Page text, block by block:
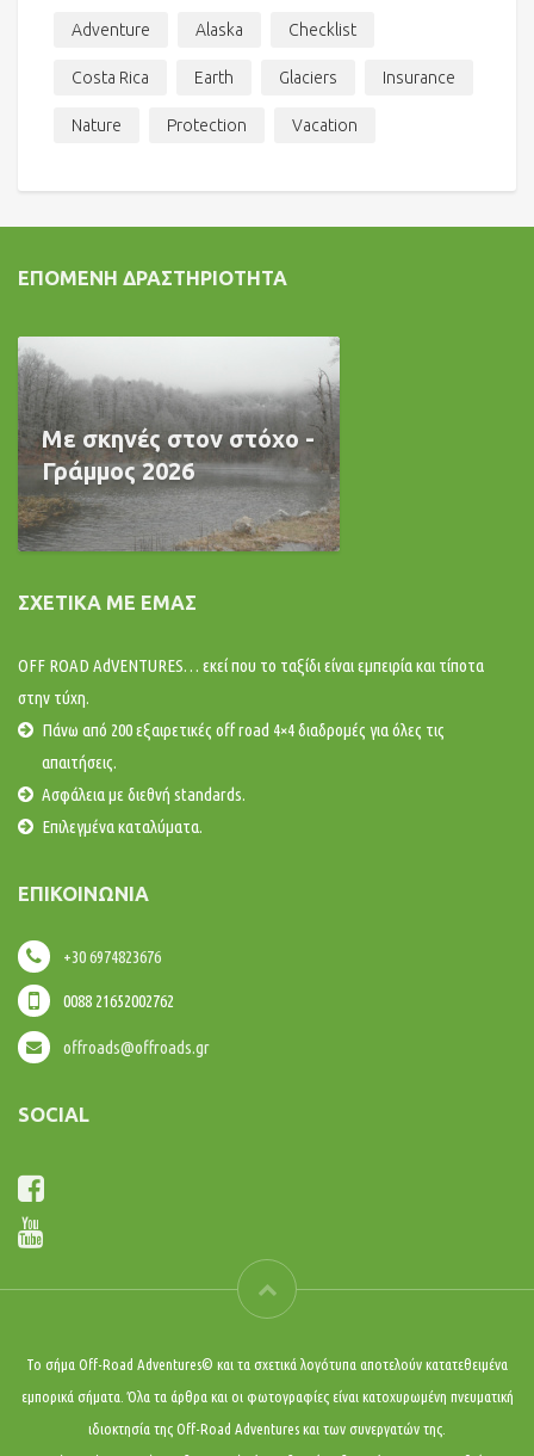
Adventure Alaska Checklist
Costa Rica Earth Glaciers Insurance
Nature Protection Vacation
ΕΠΌΜΕΝΗ ΔΡΑΣΤΗΡΙΌΤΗΤΑ
Με σκηνές στον στόχο -
Γράμμος 2026
ΣΧΕΤΙΚΆ ΜΕ ΕΜΆΣ
OFF ROAD AdVENTURES… εκεί που το ταξίδι είναι εμπειρία και τίποτα
στην τύχη.
Πάνω από 200 εξαιρετικές off road 4×4 διαδρομές για όλες τις
απαιτήσεις.
Ασφάλεια με διεθνή standards.
Επιλεγμένα καταλύματα.
ΕΠΙΚΟΙΝΩΝΊΑ
+30 6974823676
0088 21652002762
offroads@offroads.gr
SOCIAL
Το σήμα Off-Road Adventures© και τα σχετικά λογότυπα αποτελούν κατατεθειμένα
εμπορικά σήματα. Όλα τα άρθρα και οι φωτογραφίες είναι κατοχυρωμένη πνευματική
ιδιοκτησία της Off-Road Adventures και των συνεργατών της.